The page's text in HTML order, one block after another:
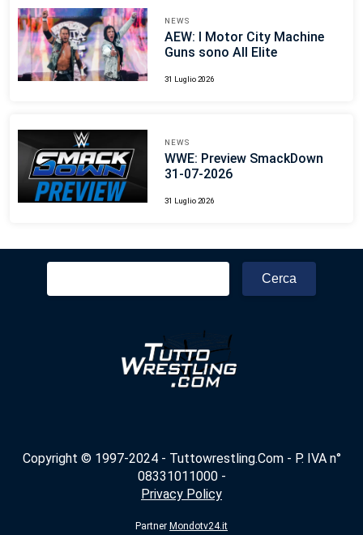
NEWS
AEW: I Motor City Machine
Guns sono All Elite
31 Luglio 2026
NEWS
WWE: Preview SmackDown
31-07-2026
31 Luglio 2026
Copyright © 1997-2024 - Tuttowrestling.Com - P. IVA n°
08331011000 -
Privacy Policy
Partner Mondotv24.it